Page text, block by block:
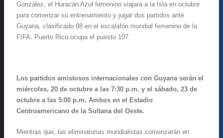
González, el Huracán Azul femenino viajará a la Isla en octubre
para comenzar su entrenamiento y jugar dos partidos ante
Guyana, clasificado 88 en el escalafón mundial femenino de la
FIFA. Puerto Rico ocupa el puesto 107.
Los partidos amistosos internacionales con Guyana serán el
miércoles, 20 de octubre a las 7:30 p.m. y el sábado, 23 de
octubre a las 5:00 p.m. Ambos en el Estadio
Centroamericano de la Sultana del Oeste.
Mientras que, las eliminatorias mundialistas comenzarán en